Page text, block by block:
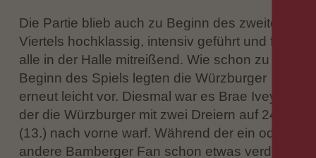
Die Partie blieb auch zu Beginn des zweiten
Viertels hochklassig, intensiv geführt und für
alle in der Halle mitreißend. Wie schon zu
Beginn des Spiels legten die Würzburger
erneut leicht vor. Diesmal war es Brae Ivey,
der die Würzburger mit zwei Dreiern auf 24:30
(13.) nach vorne warf. Während der ein oder
andere Bamberger Fan schon etwas verdutzt